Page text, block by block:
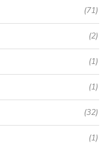
(71)
(2)
(1)
(1)
(32)
(1)